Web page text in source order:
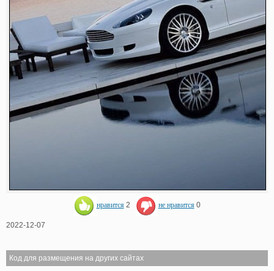
нравится 2 не нравится 0
2022-12-07
Код для размещения на других сайтах